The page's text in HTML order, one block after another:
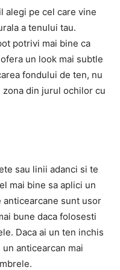
alegi pe cel care vine
a tenului tau.
potrivi mai bine ca
un look mai subtle
fondului de ten, nu
din jurul ochilor cu
sau linii adanci si te
mai bine sa aplici un
anticearcane sunt usor
bune daca folosesti
Daca ai un ten inchis
anticearcan mai